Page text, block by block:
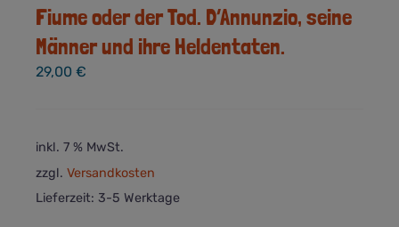
Fiume oder der Tod. D’Annunzio, seine
Männer und ihre Heldentaten.
29,00 €
inkl. 7 % MwSt.
zzgl. Versandkosten
Lieferzeit: 3-5 Werktage